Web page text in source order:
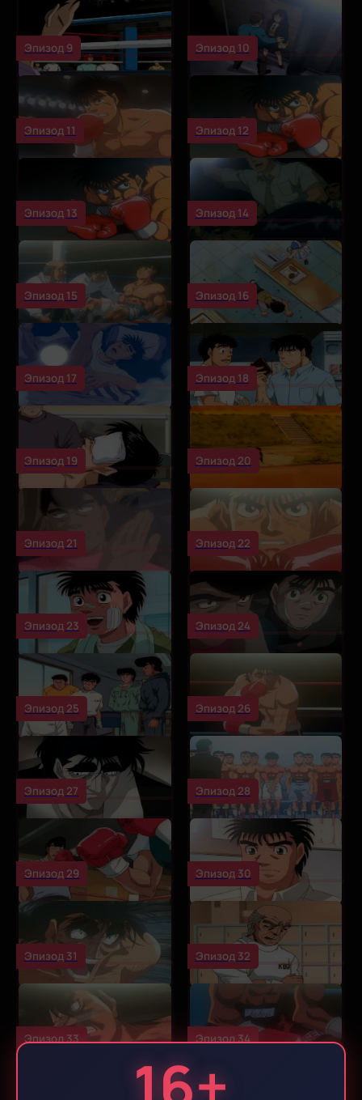
Эпизод 9 Эпизод 10
Эпизод 11 Эпизод 12
Эпизод 13 Эпизод 14
Эпизод 15 Эпизод 16
Эпизод 17 Эпизод 18
Эпизод 19 Эпизод 20
Эпизод 21 Эпизод 22
Эпизод 23 Эпизод 24
Эпизод 25 Эпизод 26
Эпизод 27 Эпизод 28
Эпизод 29 Эпизод 30
Эпизод 31 Эпизод 32
Эпизод 33 Эпизод 34